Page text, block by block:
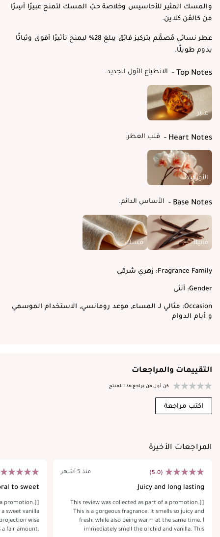
والمسك المثير للأحاسيس وخلاصة حبّ المسك لتمنح عبيرًا آسِرًا
من كالڤن كلاين.
عطر نسائي مُصمَّم بتركيز فائق يبلغ 28% ليمنح تأثيرًا أقوى وثباتًا
يدوم طويلًا.
Top Notes الانطباع الأول الجديد.
عنبر
Heart Notes قلب العطر.
الأوركيد
Base Notes الأساس الدائم.
فانيلا مسك
Fragrance Family: زهري شرقي
Gender: أنثى
Occasion: مثالي لـ المساء, موعد رومانسي, الاستخدام الموسمي
و أيام الدوام
التقييمات والمراجعات
كن أول من يراجع هذا المنتج
اكتب مراجعة
المراجعات الأخيرة
(5.0) منذ 5 أشهر
Juicy and long lasting
[This review was collected as part of a promotion.]
This is a gorgeous fragrance. It smells so juicy and
fresh, while also being warm at the same time. I
immediately smell the orchid and vanilla. This
to sweet
promotion.]
sweet vanilla
wise
a fair amount.